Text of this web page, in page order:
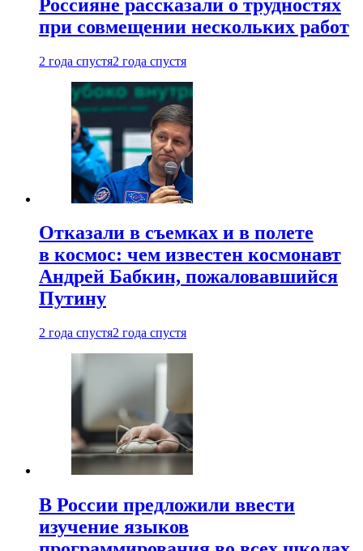
Россияне рассказали о трудностях
при совмещении нескольких работ
2 года спустя2 года спустя
Отказали в съемках и в полете
в космос: чем известен космонавт
Андрей Бабкин, пожаловавшийся
Путину
2 года спустя2 года спустя
В России предложили ввести
изучение языков